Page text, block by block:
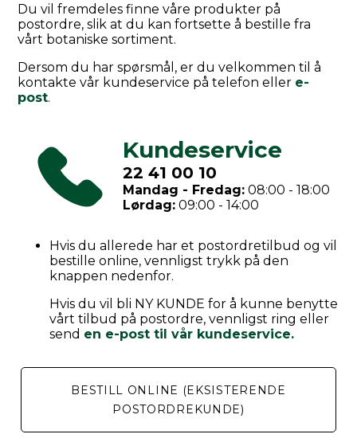
Du vil fremdeles finne våre produkter på
postordre, slik at du kan fortsette å bestille fra
vårt botaniske sortiment.
Dersom du har spørsmål, er du velkommen til å
kontakte vår kundeservice på telefon eller e-
post.
Kundeservice
22 41 00 10
Mandag - Fredag:08:00 - 18:00
Lørdag:09:00 - 14:00
Hvis du allerede har et postordretilbud og vil
bestille online, vennligst trykk på den
knappen nedenfor.
Hvis du vil bli NY KUNDE for å kunne benytte
vårt tilbud på postordre, vennligst ring eller
send en e-post til vår kundeservice.
BESTILL ONLINE (EKSISTERENDE
POSTORDREKUNDE)